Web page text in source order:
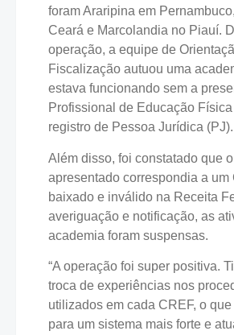
foram Araripina em
Ceará e Marcolandia no Piauí.
operação, a equipe de
Fiscalização autuou uma
estava funcionando sem a
Profissional de Educação
registro de Pessoa Jurídica (PJ).
Além disso, foi constatado que
apresentado correspondia a um
baixado e inválido na Receita
averiguação e notificação, as
academia foram suspensas.
“A operação foi super positiva.
troca de experiências nos
utilizados em cada CREF, o
para um sistema mais forte e